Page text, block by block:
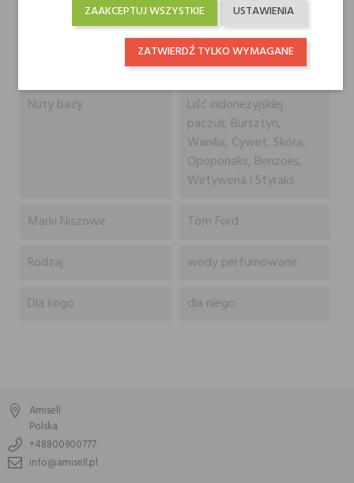
bułgarska, Czarny pieprz,
Gałka muszkatołowa,
Geranium i Szałwia
muszkatołowa
Nuty bazy
Liść indonezyjskiej
paczuli, Bursztyn,
Wanilia, Cywet, Skóra,
Opoponaks, Benzoes,
Wetyweria i Styraks
Marki Niszowe
Tom Ford
Rodzaj
wody perfumowane
Dla kogo
dla niego
Amisell
Polska
+48800900777
info@amisell.pl
USTAWIENIA
ZAAKCEPTUJ WSZYSTKIE
ZATWIERDŹ TYLKO WYMAGANE